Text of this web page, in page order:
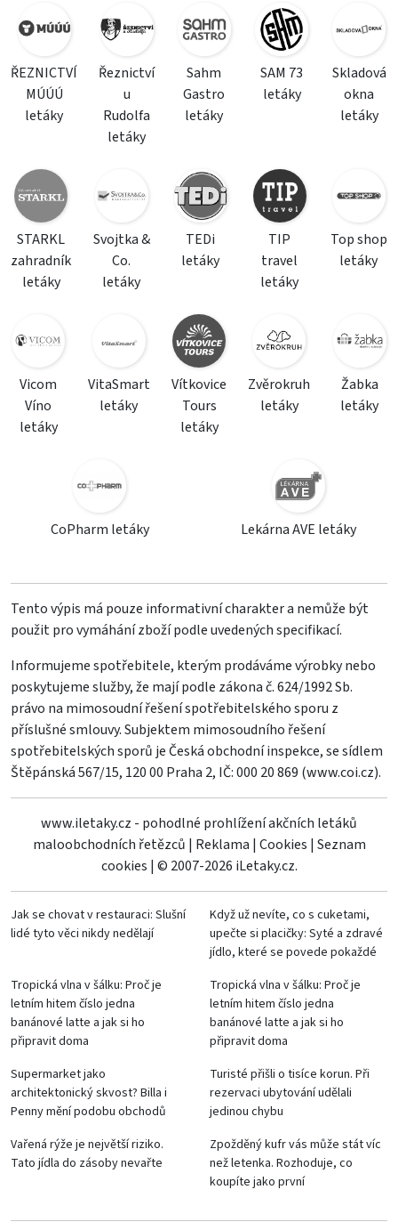
ŘEZNICTVÍ
MÚÚÚ
letáky
Řeznictví
u
Rudolfa
letáky
Sahm
Gastro
letáky
SAM 73
letáky
Skladová
okna
letáky
STARKL
zahradník
letáky
Svojtka &
Co.
letáky
TEDi
letáky
TIP
travel
letáky
Top shop
letáky
Vicom
Víno
letáky
VitaSmart
letáky
Vítkovice
Tours
letáky
Zvěrokruh
letáky
Žabka
letáky
CoPharm letáky Lekárna AVE letáky
Tento výpis má pouze informativní charakter a nemůže být
použit pro vymáhání zboží podle uvedených specifikací.
Informujeme spotřebitele, kterým prodáváme výrobky nebo
poskytujeme služby, že mají podle zákona č. 624/1992 Sb.
právo na mimosoudní řešení spotřebitelského sporu z
příslušné smlouvy. Subjektem mimosoudního řešení
spotřebitelských sporů je Česká obchodní inspekce, se sídlem
Štěpánská 567/15, 120 00 Praha 2, IČ: 000 20 869 (www.coi.cz).
www.iletaky.cz - pohodlné prohlížení akčních letáků
maloobchodních řetězců | Reklama | Cookies | Seznam
cookies | © 2007-2026 iLetaky.cz.
Jak se chovat v restauraci: Slušní
lidé tyto věci nikdy nedělají
Když už nevíte, co s cuketami,
upečte si placičky: Syté a zdravé
jídlo, které se povede pokaždé
Tropická vlna v šálku: Proč je
letním hitem číslo jedna
banánové latte a jak si ho
připravit doma
Tropická vlna v šálku: Proč je
letním hitem číslo jedna
banánové latte a jak si ho
připravit doma
Supermarket jako
architektonický skvost? Billa i
Penny mění podobu obchodů
Turisté přišli o tisíce korun. Při
rezervaci ubytování udělali
jedinou chybu
Vařená rýže je největší riziko.
Tato jídla do zásoby nevařte
Zpožděný kufr vás může stát víc
než letenka. Rozhoduje, co
koupíte jako první